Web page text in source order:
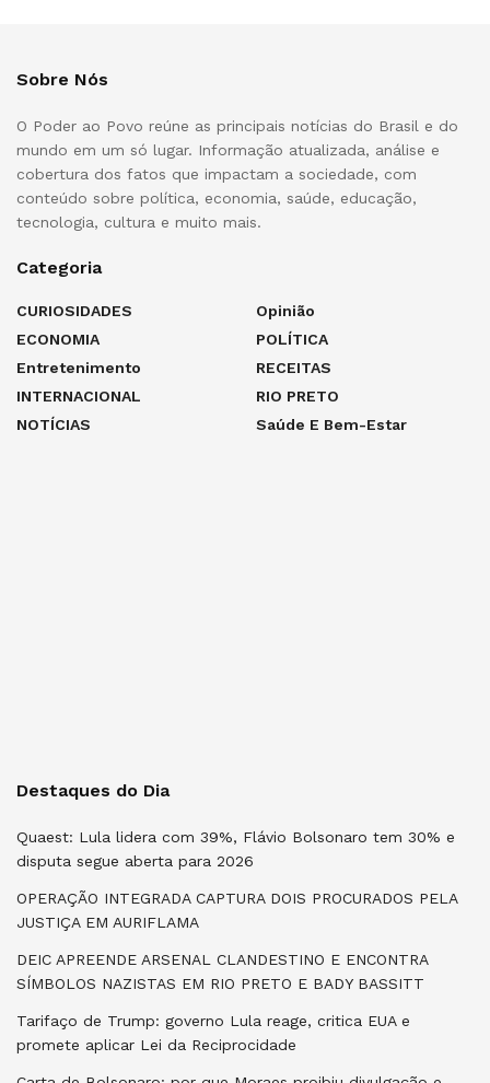
Sobre Nós
O Poder ao Povo reúne as principais notícias do Brasil e do
mundo em um só lugar. Informação atualizada, análise e
cobertura dos fatos que impactam a sociedade, com
conteúdo sobre política, economia, saúde, educação,
tecnologia, cultura e muito mais.
Categoria
CURIOSIDADES
ECONOMIA
Entretenimento
INTERNACIONAL
NOTÍCIAS
Opinião
POLÍTICA
RECEITAS
RIO PRETO
Saúde E Bem-Estar
Destaques do Dia
Quaest: Lula lidera com 39%, Flávio Bolsonaro tem 30% e
disputa segue aberta para 2026
OPERAÇÃO INTEGRADA CAPTURA DOIS PROCURADOS PELA
JUSTIÇA EM AURIFLAMA
DEIC APREENDE ARSENAL CLANDESTINO E ENCONTRA
SÍMBOLOS NAZISTAS EM RIO PRETO E BADY BASSITT
Tarifaço de Trump: governo Lula reage, critica EUA e
promete aplicar Lei da Reciprocidade